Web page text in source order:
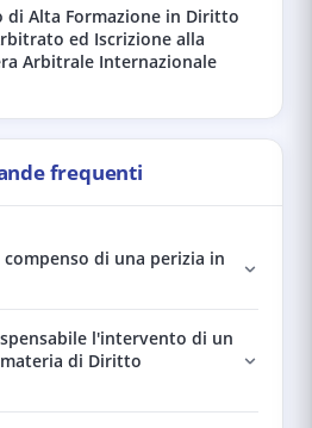
di Alta Formazione in Diritto
ed Iscrizione alla
Arbitrale Internazionale
frequenti
di una perizia in
l'intervento di un
di Diritto